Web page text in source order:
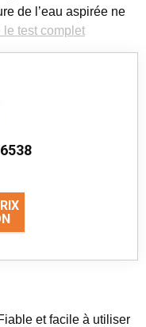
de l’eau aspirée ne
le test complet
et facile à utiliser